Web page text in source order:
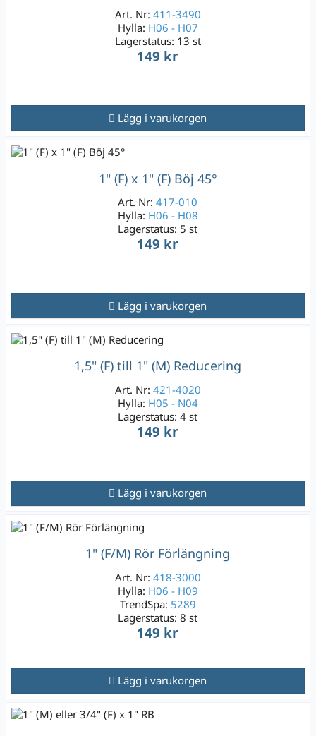
Art. Nr: 411-3490
Hylla: H06 - H07
Lagerstatus: 13 st
149 kr
Lägg i varukorgen
1" (F) x 1" (F) Böj 45°
Art. Nr:417-010
Hylla: H06 - H08
Lagerstatus: 5 st
149 kr
Lägg i varukorgen
1,5" (F) till 1" (M) Reducering
Art. Nr: 421-4020
Hylla: H05 - N04
Lagerstatus:4 st
149 kr
Lägg i varukorgen
1" (F/M) Rör Förlängning
Art. Nr: 418-3000
Hylla: H06 - H09
TrendSpa: 5289
Lagerstatus:8 st
149 kr
Lägg i varukorgen